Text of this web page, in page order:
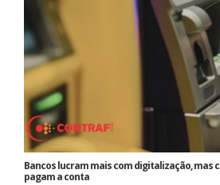
Bancos lucram mais com digitalização, mas
pagam a conta